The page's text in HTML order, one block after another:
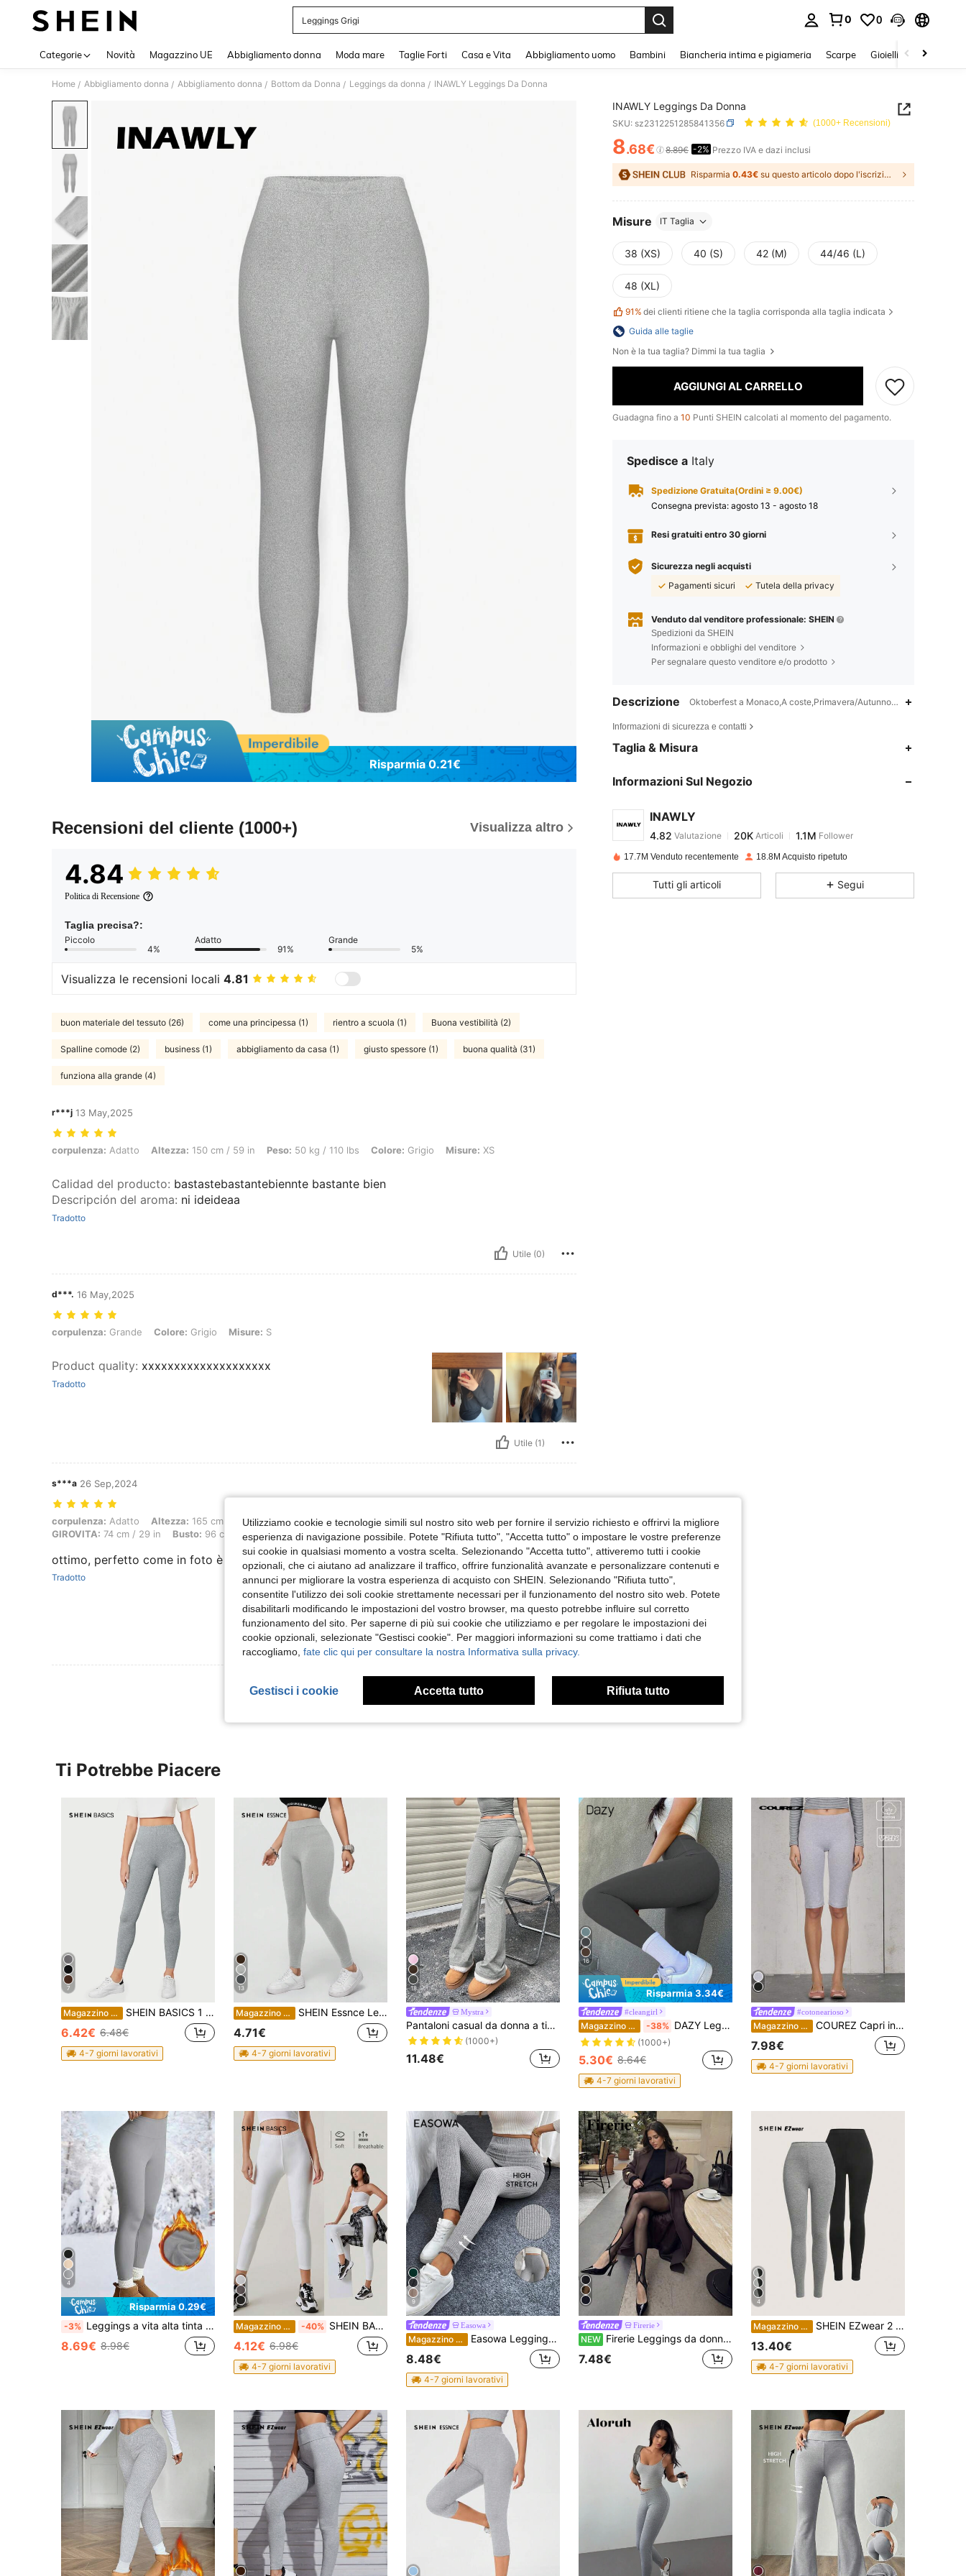
Leggings Grigi
0 0
Categorie Novità Magazzino UE Abbigliamento donna Moda mare Taglie Forti Casa e Vita Abbigliamento uomo Bambini Biancheria intima e pigiameria Scarpe Gioielli E Accessori
Home / Abbigliamento donna / Abbigliamento donna / Bottom da Donna / Leggings da donna / INAWLY Leggings Da Donna
Risparmia 0.21€
Recensioni del cliente (1000+) Visualizza altro
4.84
Politica di Recensione
Taglia precisa?:
Piccolo
4%
Adatto
91%
Grande
5%
Visualizza le recensioni locali 4.81
buon materiale del tessuto (26) come una principessa (1) rientro a scuola (1) Buona vestibilità (2)
Spalline comode (2) business (1) abbigliamento da casa (1) giusto spessore (1) buona qualità (31)
funziona alla grande (4)
r***j 13 May,2025
corpulenza: Adatto, Altezza: 150 cm / 59 in, Peso: 50 kg / 110 lbs, Colore: Grigio, Misure: XS
corpulenza: Adatto Altezza: 150 cm / 59 in Peso: 50 kg / 110 lbs Colore: Grigio Misure: XS
Calidad del producto: bastastebastantebiennte bastante bien
Descripción del aroma: ni ideideaa
Tradotto
Utile (0)
d***. 16 May,2025
corpulenza: Grande, Colore: Grigio, Misure: S
corpulenza: Grande Colore: Grigio Misure: S
Product quality: xxxxxxxxxxxxxxxxxxxx
Tradotto
Utile (1)
s***a 26 Sep,2024
corpulenza: Adatto, Altezza: 165 cm / 65 in, Peso: 66 kg / 146 lbs, ANCA: 106 cm / 42 in, GIROVITA: 74 cm / 29 in, Busto: 96 cm / 38 in, Colore: Bianco, Misure: XL
corpulenza: Adatto Altezza: 165 cm / 65 in Peso: 66 kg / 146 lbs ANCA:106 cm / 42 in
GIROVITA: 74 cm / 29 in Busto: 96 cm / 38 in Colore:Bianco Misure:XL
ottimo, perfetto come in foto è molto utile e lo consiglio
Tradotto
Utile (0)
INAWLY Leggings Da Donna
SKU: sz2312251285841356 (1000+ Recensioni)
PRICE AND AVAILABILITY
8.68€ 8.89€ -2% Prezzo IVA e dazi inclusi
Risparmia 0.43€ su questo articolo dopo l'iscrizione.
Misure IT Taglia
38 (XS) 40 (S) 42 (M) 44/46 (L)
48 (XL)
91% dei clienti ritiene che la taglia corrisponda alla taglia indicata
Guida alle taglie
Non è la tua taglia? Dimmi la tua taglia
AGGIUNGI AL CARRELLO
Guadagna fino a 10 Punti SHEIN calcolati al momento del pagamento.
Spedisce a Italy
Spedizione Gratuita(Ordini ≥ 9.00€)
Consegna prevista: agosto 13 - agosto 18
Resi gratuiti entro 30 giorni
Sicurezza negli acquisti
Pagamenti sicuri
Tutela della privacy
Venduto dal venditore professionale: SHEIN
Spedizioni da SHEIN
Informazioni e obblighi del venditore
Per segnalare questo venditore e/o prodotto
Descrizione Oktoberfest a Monaco,A coste,Primavera/Autunno (18-25 °C)
Informazioni di sicurezza e contatti
Taglia & Misura
Informazioni Sul Negozio
INAWLY
4.82
4.82 20K
m***5pagato1 giorno fa
4.82 20K 1.1M
17.7M Venduto recentemente 18.8M Acquisto ripetuto
Tutti gli articoli Segui
Ti Potrebbe Piacere
7
Magazzino EU SHEIN BASICS 1 pezzo Leggings corti grigio melange estivi per donne
6.42€ 6.48€
4-7 giorni lavorativi
13
Magazzino EU SHEIN Essnce Leggings sportivi casual monocolore, pantaloni lunghi da donna versatili adatti per primavera e autunno
4.71€
4-7 giorni lavorativi
18
Mystra
Pantaloni casual da donna a tinta unita con vita ampia e svasati, leggings a vita alta con pieghe e gamba aderente per primavera e autunno
(1000+)
11.48€
16
Risparmia 3.34€
#cleangirl
Magazzino EU -38% DAZY Leggings di colore tinta unita alla moda, adatti come collant estivi per le donne
(1000+)
5.30€ 8.64€
4-7 giorni lavorativi
#cotonearioso
Magazzino EU COUREZ Capri in jersey di cotone a vita bassa / Abbigliamento autunnale Y2K per donne Abbigliamento invernale per donne Outfit autunnali per donne Abbigliamento sportivo Palestra
7.98€
4-7 giorni lavorativi
4
Risparmia 0.29€
-3% Leggings a vita alta tinta unita da donna, pantaloni attillati da fitness, pantaloni morbidi da yoga, abbigliamento da donna, leggings primaverili da donna
8.69€ 8.98€
Magazzino EU -40% SHEIN BASICS Leggings Capri con Vita Elastica Tinta Unita Estivi per Donne
4.12€ 6.98€
4-7 giorni lavorativi
9
Easowa
Magazzino EU Easowa Leggings casual con costina in pile da donna, vita alta
8.48€
4-7 giorni lavorativi
Firerie
NEW Firerie Leggings da donna semplici ed eleganti per uso quotidiano, casa e pendolarismo, neri lavorati a maglia, vita alta, aderenti, con taglio e staffa, nuovi leggings da donna per primavera ed estate
7.48€
4
Magazzino EU SHEIN EZwear 2 pezzi/Set Leggings casual e versatili per donna
13.40€
4-7 giorni lavorativi
Utilizziamo cookie e tecnologie simili sul nostro sito web per fornire il servizio richiesto e offrirvi la migliore
esperienza di navigazione possibile. Potete "Rifiuta tutto", "Accetta tutto" o impostare le vostre preferenze
sui cookie in qualsiasi momento a vostra scelta. Selezionando "Accetta tutto", attiveremo tutti i cookie
opzionali, che ci aiutano ad analizzare il traffico, offrire funzionalità avanzate e personalizzare contenuti e
annunci per migliorare la vostra esperienza di acquisto con SHEIN. Selezionando "Rifiuta tutto",
consentite l'utilizzo dei soli cookie strettamente necessari per il funzionamento del nostro sito web. Potete
disabilitarli modificando le impostazioni del vostro browser, ma questo potrebbe influire sul corretto
funzionamento del sito. Per saperne di più sui cookie che utilizziamo e per regolare le impostazioni dei
cookie opzionali, selezionate "Gestisci cookie". Per maggiori informazioni su come trattiamo i dati che
raccogliamo, fate clic qui per consultare la nostra Informativa sulla privacy.
Gestisci i cookie Accetta tutto Rifiuta tutto